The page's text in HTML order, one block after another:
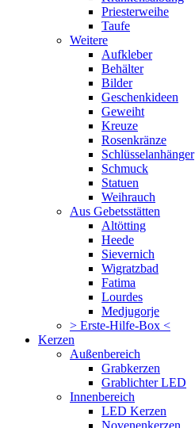
Priesterweihe
Taufe
Weitere
Aufkleber
Behälter
Bilder
Geschenkideen
Geweiht
Kreuze
Rosenkränze
Schlüsselanhänger
Schmuck
Statuen
Weihrauch
Aus Gebetsstätten
Altötting
Heede
Sievernich
Wigratzbad
Fatima
Lourdes
Medjugorje
> Erste-Hilfe-Box <
Kerzen
Außenbereich
Grabkerzen
Grablichter LED
Innenbereich
LED Kerzen